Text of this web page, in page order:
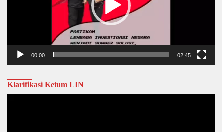
00:00 02:45
Klarifikasi Ketum LIN